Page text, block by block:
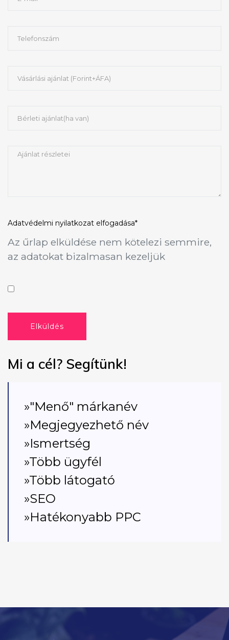
Adatvédelmi nyilatkozat elfogadása*
Az űrlap elküldése nem kötelezi semmire,
az adatokat bizalmasan kezeljük
Elküldés
Mi a cél? Segítünk!
»"Menő" márkanév
»Megjegyezhető név
»Ismertség
»Több ügyfél
»Több látogató
»SEO
»Hatékonyabb PPC